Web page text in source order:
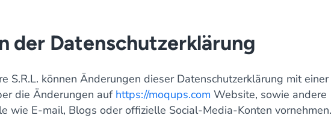
der Datenschutzerklärung
S.R.L. können Änderungen dieser Datenschutzerklärung mit einer
die Änderungen auf https://moqups.com Website, sowie andere
wie E-mail, Blogs oder offizielle Social-Media-Konten vornehmen.